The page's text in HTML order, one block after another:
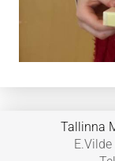
Tallinna